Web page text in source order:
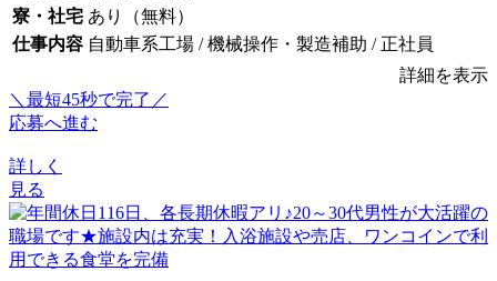
寮・社宅 あり（無料）
仕事内容 自動車系工場 / 機械操作・製造補助 / 正社員
詳細を表示
＼最短45秒で完了／
応募へ進む
詳しく
見る